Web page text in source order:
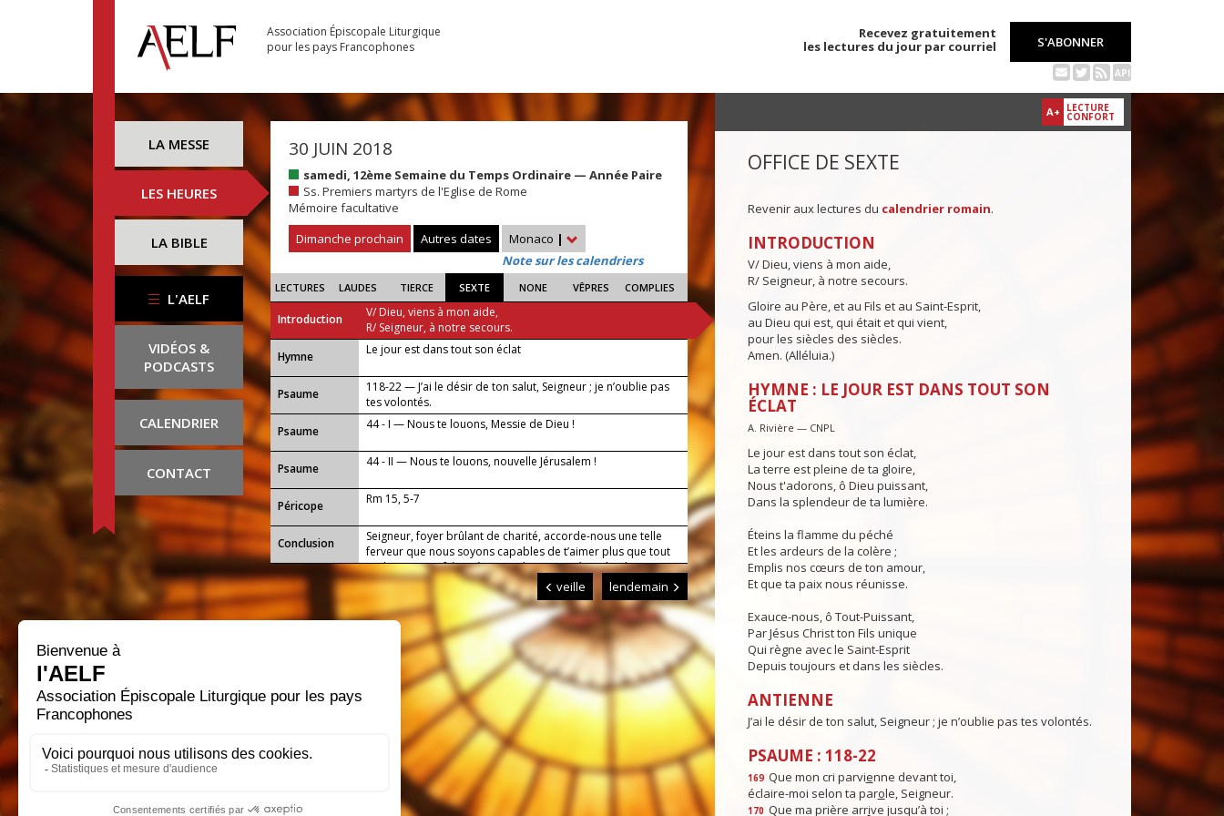
Association Épiscopale Liturgique
pour les pays Francophones
Recevez gratuitement
les lectures du jour par courriel
S'ABONNER
API
LA MESSE
LES HEURES
LA BIBLE
L'AELF
VIDÉOS &
PODCASTS
CALENDRIER
CONTACT
30 JUIN 2018
samedi, 12ème Semaine du Temps Ordinaire — Année Paire
Ss. Premiers martyrs de l'Eglise de Rome
Mémoire facultative
Dimanche prochain
Autres dates Monaco |
Note sur les calendriers
LECTURES LAUDES TIERCE SEXTE NONE VÊPRES COMPLIES
Introduction
V/ Dieu, viens à mon aide,
R/ Seigneur, à notre secours.
...
Hymne Le jour est dans tout son éclat
Psaume
118-22 — J’ai le désir de ton salut, Seigneur ; je n’oublie pas
tes volontés.
Psaume
44 - I — Nous te louons, Messie de Dieu !
Psaume 44 - II — Nous te louons, nouvelle Jérusalem !
Péricope Rm 15, 5-7
Conclusion
Seigneur, foyer brûlant de charité, accorde-nous une telle
ferveur que nous soyons capables de t’aimer plus que tout
et d’aimer nos frères à cause de toi. Par Jésus, le Christ,
notre Seigneur. Amen.
veille lendemain
A+ LECTURE
CONFORT
OFFICE DE SEXTE
Revenir aux lectures du calendrier romain.
INTRODUCTION
V/ Dieu, viens à mon aide,
R/ Seigneur, à notre secours.
Gloire au Père, et au Fils et au Saint-Esprit,
au Dieu qui est, qui était et qui vient,
pour les siècles des siècles.
Amen. (Alléluia.)
HYMNE : LE JOUR EST DANS TOUT SON
ÉCLAT
A. Rivière — CNPL
Le jour est dans tout son éclat,
La terre est pleine de ta gloire,
Nous t'adorons, ô Dieu puissant,
Dans la splendeur de ta lumière.
Éteins la flamme du péché
Et les ardeurs de la colère ;
Emplis nos cœurs de ton amour,
Et que ta paix nous réunisse.
Exauce-nous, ô Tout-Puissant,
Par Jésus Christ ton Fils unique
Qui règne avec le Saint-Esprit
Depuis toujours et dans les siècles.
ANTIENNE
J’ai le désir de ton salut, Seigneur ; je n’oublie pas tes volontés.
PSAUME : 118-22
169 Que mon cri parvienne devant toi,
éclaire-moi selon ta parole, Seigneur.
170 Que ma prière arrive jusqu’à toi ;